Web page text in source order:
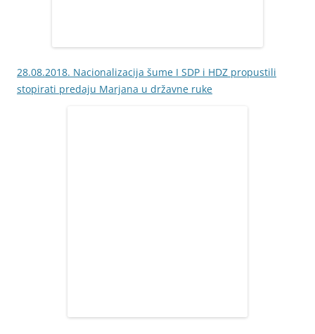
28.08.2018. Nacionalizacija šume I SDP i HDZ propustili
stopirati predaju Marjana u državne ruke